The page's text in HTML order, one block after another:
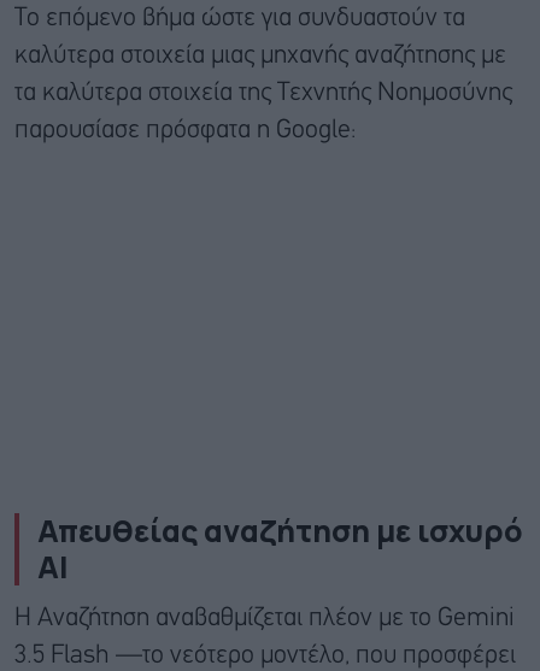
Το επόμενο βήμα ώστε για συνδυαστούν τα
καλύτερα στοιχεία μιας μηχανής αναζήτησης με
τα καλύτερα στοιχεία της Τεχνητής Νοημοσύνης
παρουσίασε πρόσφατα η Google:
Απευθείας αναζήτηση με ισχυρό
AI
Η Αναζήτηση αναβαθμίζεται πλέον με το Gemini
3.5 Flash —το νεότερο μοντέλο, που προσφέρει